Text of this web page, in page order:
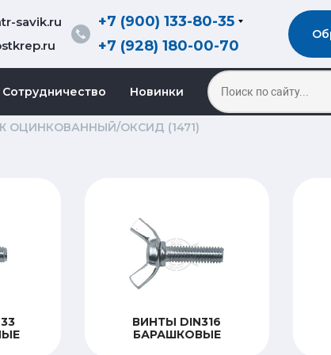
savik.ru
+7 (900) 133-80-35
+7 (928) 180-00-70
Сотрудничество Новинки
ОЦИНКОВАННЫЙ/ОКСИД (1471)
ВИНТЫ DIN316
БАРАШКОВЫЕ